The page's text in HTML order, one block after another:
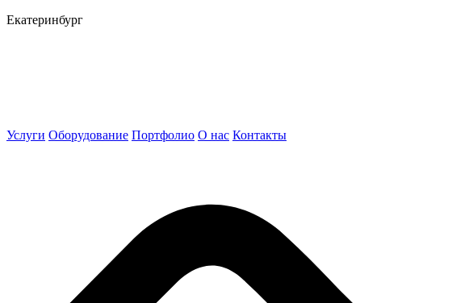
Екатеринбург
Услуги Оборудование Портфолио О нас Контакты